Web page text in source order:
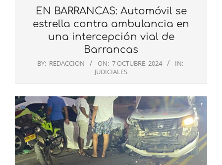
EN BARRANCAS: Automóvil se
estrella contra ambulancia en
una intercepción vial de
Barrancas
BY: REDACCION ON: 7 OCTUBRE, 2024
IN:
JUDICIALES